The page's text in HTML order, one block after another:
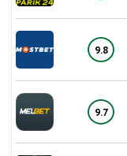
9.8
9.7